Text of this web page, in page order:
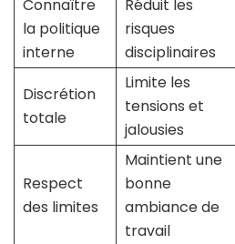
Connaître
la politique
interne
Réduit les
risques
disciplinaires
Discrétion
totale
Limite les
tensions et
jalousies
Respect
des limites
Maintient une
bonne
ambiance de
travail